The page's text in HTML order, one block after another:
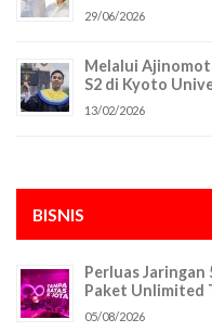
29/06/2026
Melalui
S2 di Kyoto
13/02/2026
BISNIS
Perluas Jaringan
Paket Unlimited
05/08/2026